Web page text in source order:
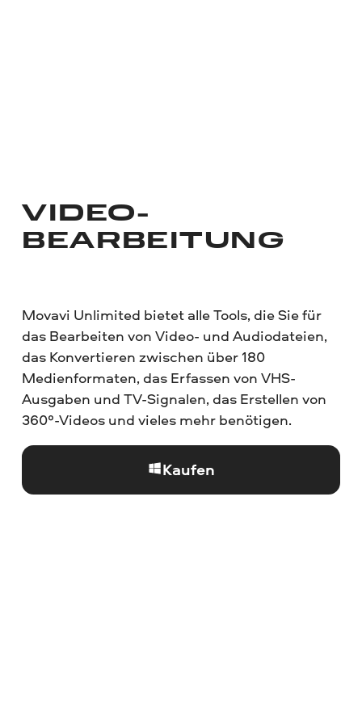
VIDEO­
BEARBEITUNG
Movavi Unlimited bietet alle Tools, die Sie für
das Bearbeiten von Video- und Audiodateien,
das Konvertieren zwischen über 180
Medienformaten, das Erfassen von VHS-
Ausgaben und TV-Signalen, das Erstellen von
360°-Videos und vieles mehr benötigen.
Kaufen